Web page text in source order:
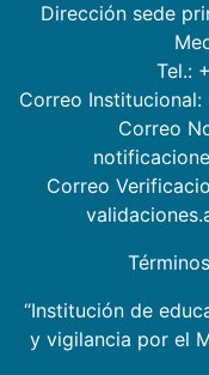
Dirección sede
Tel.:
Correo Institucional:
Correo
Correo
“Institución de
y vigilancia por el